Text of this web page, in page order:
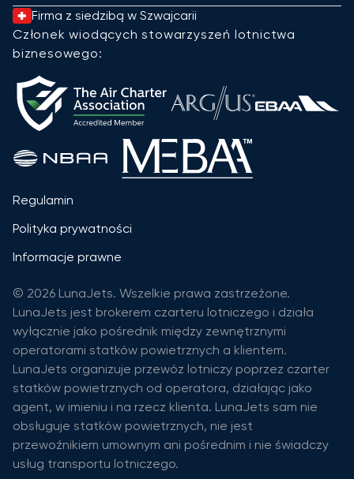
Firma z siedzibą w Szwajcarii
Członek wiodących stowarzyszeń lotnictwa
biznesowego:
Regulamin
Polityka prywatności
Informacje prawne
© 2026 LunaJets. Wszelkie prawa zastrzeżone.
LunaJets jest brokerem czarteru lotniczego i działa
wyłącznie jako pośrednik między zewnętrznymi
operatorami statków powietrznych a klientem.
LunaJets organizuje przewóz lotniczy poprzez czarter
statków powietrznych od operatora, działając jako
agent, w imieniu i na rzecz klienta. LunaJets sam nie
obsługuje statków powietrznych, nie jest
przewoźnikiem umownym ani pośrednim i nie świadczy
usług transportu lotniczego.